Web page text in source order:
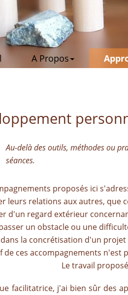
A Propos
Au-delà des outils, méthodes ou
séances.
proposés ici
leurs relations aux autres, que
d'un regard extérieur
un obstacle ou une
la concrétisation d'un
de ces accompagnements n'est
proposé peut parfois
facilitatrice, j'ai bien sûr des